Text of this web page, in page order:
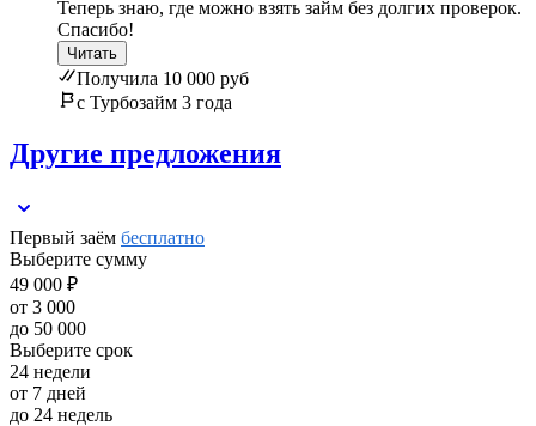
Теперь знаю, где можно взять займ без долгих проверок.
Спасибо!
Читать
Получила 10 000 руб
с Турбозайм 3 года
Другие предложения
Первый заём бесплатно
Выберите сумму
49 000 ₽
от 3 000
до 50 000
Выберите срок
24 недели
от 7 дней
до 24 недель